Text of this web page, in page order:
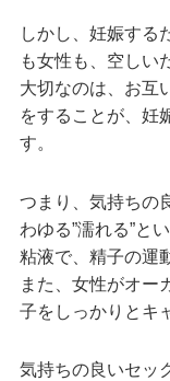
しかし、妊娠する
も女性も、空しい
大切なのは、お互
をすることが、妊
す。
つまり、気持ちの
わゆる”濡れる”と
粘液で、精子の運
また、女性がオー
子をしっかりとキ
気持ちの良いセッ